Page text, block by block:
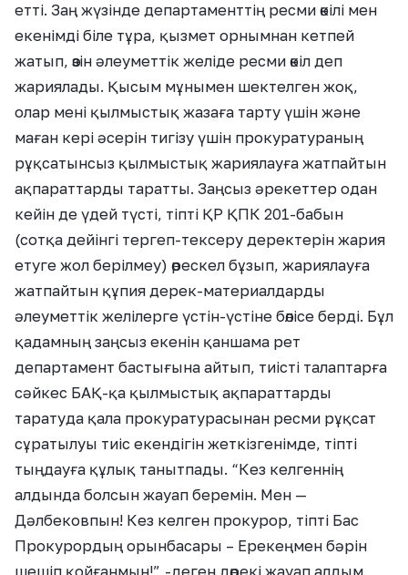
етті. Заң жүзінде департаменттің ресми өкілі мен
екенімді біле тұра, қызмет орнымнан кетпей
жатып, өзін әлеуметтік желіде ресми өкіл деп
жариялады. Қысым мұнымен шектелген жоқ,
олар мені қылмыстық жазаға тарту үшін және
маған кері әсерін тигізу үшін прокуратураның
рұқсатынсыз қылмыстық жариялауға жатпайтын
ақпараттарды таратты. Заңсыз әрекеттер одан
кейін де үдей түсті, тіпті ҚР ҚПК 201-бабын
(сотқа дейінгі тергеп-тексеру деректерiн жария
етуге жол берілмеу) өрескел бұзып, жариялауға
жатпайтын құпия дерек-материалдарды
әлеуметтік желілерге үстін-үстіне бөлісе берді. Бұл
қадамның заңсыз екенін қаншама рет
департамент бастығына айтып, тиісті талаптарға
сәйкес БАҚ-қа қылмыстық ақпараттарды
таратуда қала прокуратурасынан ресми рұқсат
сұратылуы тиіс екендігін жеткізгенімде, тіпті
тыңдауға құлық танытпады. “Кез келгеннің
алдында болсын жауап беремін. Мен —
Дәлбековпын! Кез келген прокурор, тіпті Бас
Прокурордың орынбасары – Ерекеңмен бәрін